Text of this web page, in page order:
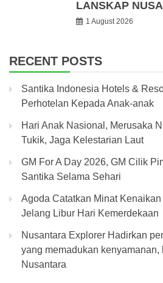
LANSKAP
1 August 2026
RECENT POSTS
Santika Indonesia Hotels &
Perhotelan Kepada Anak-anak
Hari Anak Nasional, Merusaka
Tukik, Jaga Kelestarian Laut
GM For A Day 2026, GM Cilik
Santika Selama Sehari
Agoda Catatkan Minat
Jelang Libur Hari Kemerdekaan
Nusantara Explorer Hadirkan
yang memadukan
Nusantara